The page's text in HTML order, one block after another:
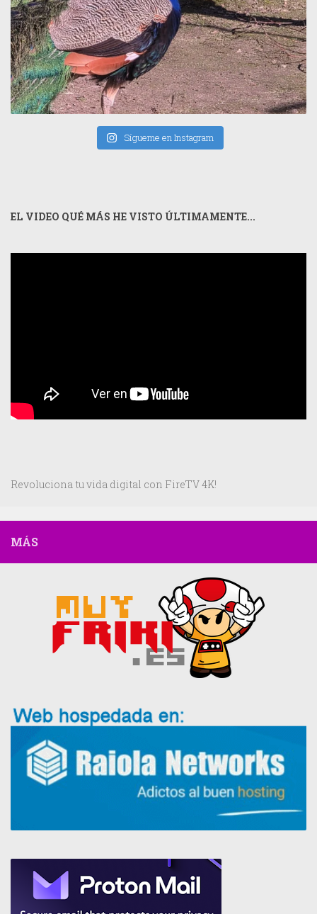
Sígueme en Instagram
EL VIDEO QUÉ MÁS HE VISTO ÚLTIMAMENTE...
Revoluciona tu vida digital con FireTV 4K!
MÁS